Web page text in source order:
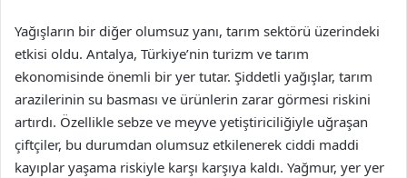
Yağışların bir diğer olumsuz yanı, tarım sektörü üzerindeki
etkisi oldu. Antalya, Türkiye’nin turizm ve tarım
ekonomisinde önemli bir yer tutar. Şiddetli yağışlar, tarım
arazilerinin su basması ve ürünlerin zarar görmesi riskini
artırdı. Özellikle sebze ve meyve yetiştiriciliğiyle uğraşan
çiftçiler, bu durumdan olumsuz etkilenerek ciddi maddi
kayıplar yaşama riskiyle karşı karşıya kaldı. Yağmur, yer yer